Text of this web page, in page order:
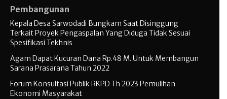
Pembangunan
Kepala Desa Sarwodadi Bungkam Saat Disinggung
Terkait Proyek Pengaspalan Yang Diduga Tidak Sesuai
Spesifikasi Tekhnis
Agam Dapat Kucuran Dana Rp.48 M. Untuk Membangun
Sarana Prasarana Tahun 2022
Forum Konsultasi Publik RKPD Th 2023 Pemulihan
Ekonomi Masyarakat